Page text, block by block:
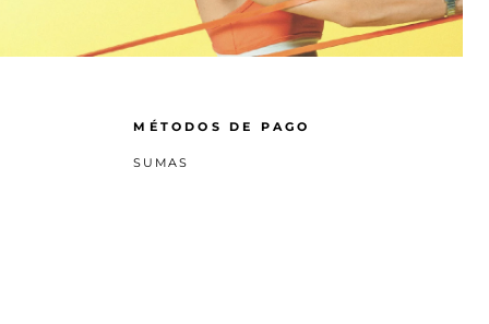
MÉTODOS DE PAGO
SUMAS